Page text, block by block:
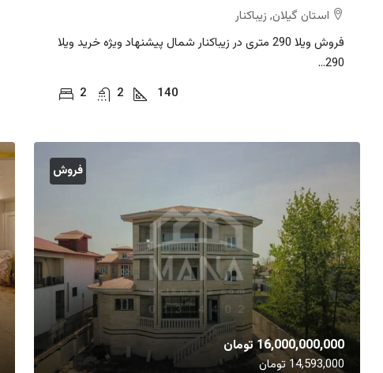
استان گیلان, زیباکنار
فروش ویلا 290 متری در زیباکنار شمال پیشنهاد ویژه خرید ویلا
290...
2
2 140
فروش
16,000,000,000 تومان
14,593,000 تومان